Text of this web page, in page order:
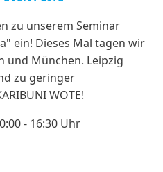
zu unserem Seminar
ein! Dieses Mal tagen wir
und München. Leipzig
zu geringer
WOTE!
- 16:30 Uhr